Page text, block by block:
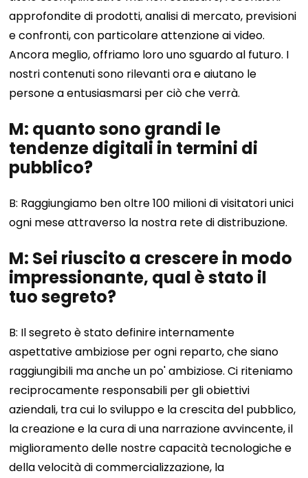
approfondite di prodotti, analisi di mercato, previsioni
e confronti, con particolare attenzione ai video.
Ancora meglio, offriamo loro uno sguardo al futuro. I
nostri contenuti sono rilevanti ora e aiutano le
persone a entusiasmarsi per ciò che verrà.
M: quanto sono grandi le
tendenze digitali in termini di
pubblico?
B: Raggiungiamo ben oltre 100 milioni di visitatori unici
ogni mese attraverso la nostra rete di distribuzione.
M: Sei riuscito a crescere in modo
impressionante, qual è stato il
tuo segreto?
B: Il segreto è stato definire internamente
aspettative ambiziose per ogni reparto, che siano
raggiungibili ma anche un po' ambiziose. Ci riteniamo
reciprocamente responsabili per gli obiettivi
aziendali, tra cui lo sviluppo e la crescita del pubblico,
la creazione e la cura di una narrazione avvincente, il
miglioramento delle nostre capacità tecnologiche e
della velocità di commercializzazione, la